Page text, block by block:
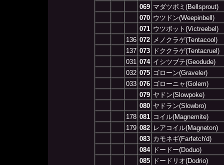
069 マダツボミ(Bellsprout)
070 ウツドン(Weepinbell)
071 ウツボット(Victreebel)
136 072
メノクラゲ(Tentacool)
137 073
ドククラゲ(Tentacruel)
031 074 イシツブテ(Geodude)
032 075 ゴローン(Graveler)
033 076 ゴローニャ(Golem)
079 ヤドン(Slowpoke)
080 ヤドラン(Slowbro)
178 081 コイル(Magnemite)
179 082 レアコイル(Magneton)
083 カモネギ(Farfetch'd)
084
ドードー(Doduo)
085
ドードリオ(Dodrio)